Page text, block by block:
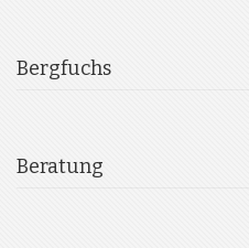
Bergfuchs
Beratung